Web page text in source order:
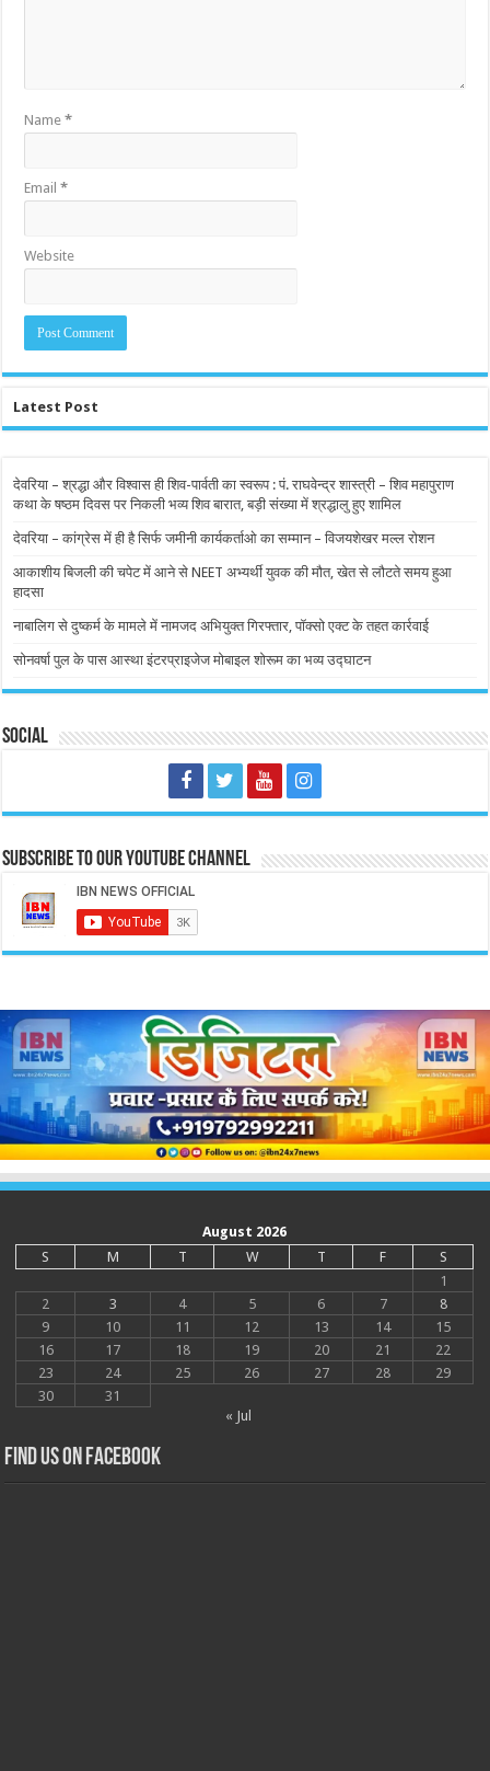
Name*
Email*
Website
Latest Post
देवरिया – श्रद्धा और विश्वास ही शिव-पार्वती का स्वरूप : पं. राघवेन्द्र शास्त्री – शिव महापुराण
कथा के षष्ठम दिवस पर निकली भव्य शिव बारात, बड़ी संख्या में श्रद्धालु हुए शामिल
देवरिया – कांग्रेस में ही है सिर्फ जमीनी कार्यकर्ताओ का सम्मान – विजयशेखर मल्ल रोशन
आकाशीय बिजली की चपेट में आने से NEET अभ्यर्थी युवक की मौत, खेत से लौटते समय हुआ
हादसा
नाबालिग से दुष्कर्म के मामले में नामजद अभियुक्त गिरफ्तार, पॉक्सो एक्ट के तहत कार्रवाई
सोनवर्षा पुल के पास आस्था इंटरप्राइजेज मोबाइल शोरूम का भव्य उद्घाटन
Social
Subscribe to our Youtube Channel
August 2026
S
M T W T F
S
1
2
3 4 5 6 7
8
9
10 11 12 13 14
15
16
17 18 19 20 21
22
23
24 25 26 27 28
29
30
31
« Jul
Find us on Facebook